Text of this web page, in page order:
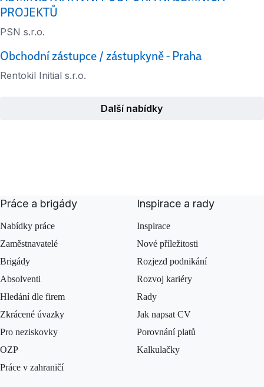
PROJEKTŮ
PSN s.r.o.
Obchodní zástupce / zástupkyně - Praha
Rentokil Initial s.r.o.
Další nabídky
Práce a brigády
Nabídky práce
Zaměstnavatelé
Brigády
Absolventi
Hledání dle firem
Zkrácené úvazky
Pro neziskovky
OZP
Práce v zahraničí
Inspirace a rady
Inspirace
Nové příležitosti
Rozjezd podnikání
Rozvoj kariéry
Rady
Jak napsat CV
Porovnání platů
Kalkulačky